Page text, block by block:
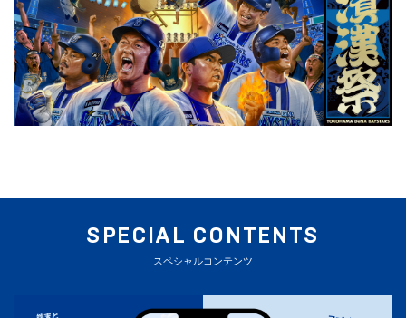
SPECIAL CONTENTS
スペシャルコンテンツ